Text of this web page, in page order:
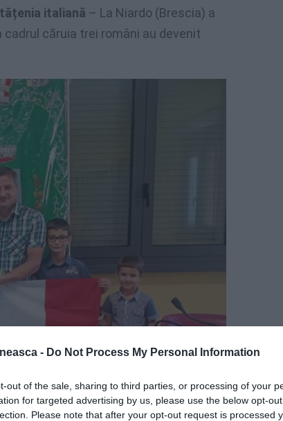
- Do Not Process My Personal Information
out of the sale, sharing to third parties, or processing of your
for targeted advertising by us, please use the below opt-
Please note that after your opt-out request is processed
italiană – La Niardo (Brescia) a
căruia trei români au devenit
italiană
între 1.880 și două mii de locuitori, iar